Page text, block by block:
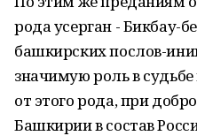
рода усерган - Бикбау-
башкирских послов-
значимую роль в
от этого рода, при
Башкирии в состав